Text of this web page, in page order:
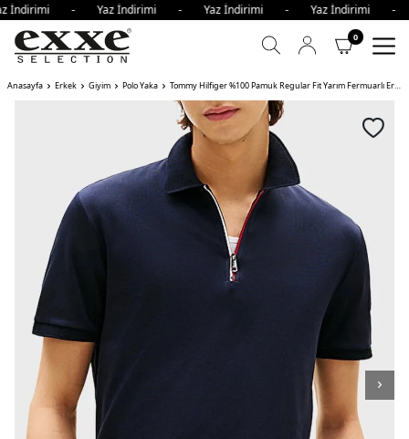
- Yaz İndirimi - Yaz İndirimi - Yaz
0
Anasayfa Erkek Giyim Polo Yaka Tommy Hilfiger %100 Pamuk Regular Fit Yarım Fermuarlı Erkek Polo Yaka T Shirt